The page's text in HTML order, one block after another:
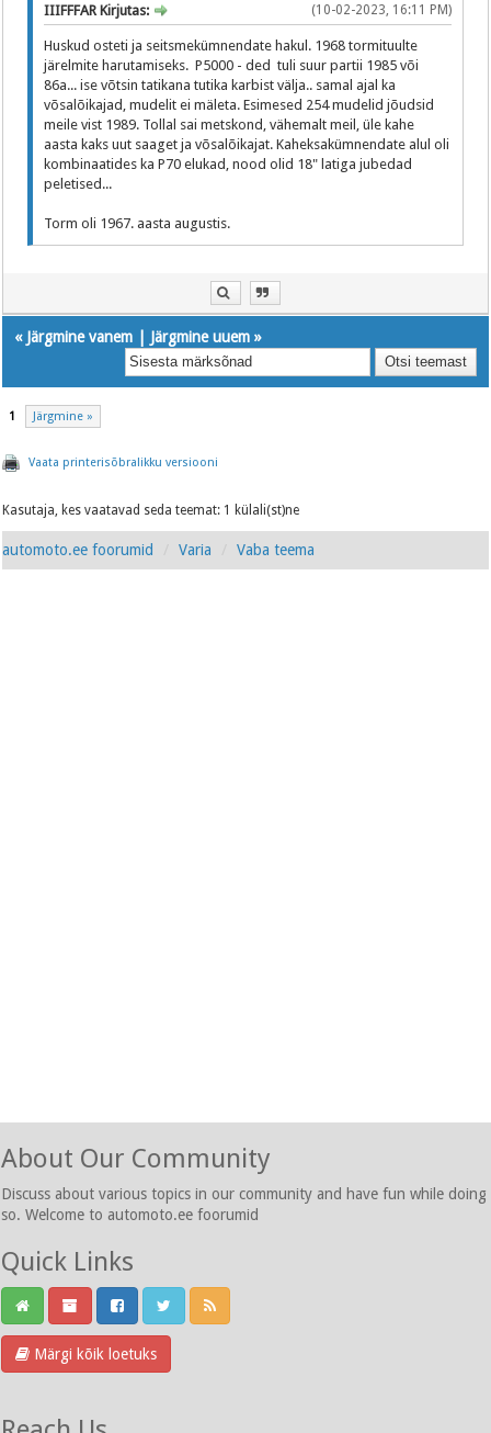
(10-02-2023, 16:11 PM)
IIIFFFAR Kirjutas:
Huskud osteti ja seitsmekümnendate hakul. 1968 tormituulte
järelmite harutamiseks. P5000 - ded tuli suur partii 1985 või
86a... ise võtsin tatikana tutika karbist välja.. samal ajal ka
võsalõikajad, mudelit ei mäleta. Esimesed 254 mudelid jõudsid
meile vist 1989. Tollal sai metskond, vähemalt meil, üle kahe
aasta kaks uut saaget ja võsalõikajat. Kaheksakümnendate alul oli
kombinaatides ka P70 elukad, nood olid 18" latiga jubedad
peletised...
Torm oli 1967. aasta augustis.
« Järgmine vanem | Järgmine uuem »
1 Järgmine »
Vaata printerisõbralikku versiooni
Kasutaja, kes vaatavad seda teemat: 1 külali(st)ne
automoto.ee foorumid Varia Vaba teema
About Our Community
Discuss about various topics in our community and have fun while doing
so. Welcome to automoto.ee foorumid
Quick Links
Märgi kõik loetuks